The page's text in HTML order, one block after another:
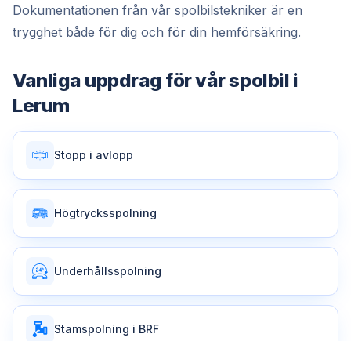
Dokumentationen från vår spolbilstekniker är en
trygghet både för dig och för din hemförsäkring.
Vanliga uppdrag för vårspolbil i
Lerum
Stopp i avlopp
Högtrycksspolning
Underhållsspolning
Stamspolning i BRF